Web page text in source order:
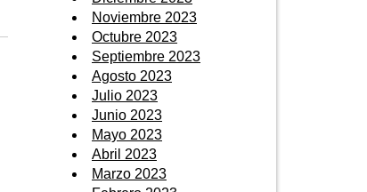
Noviembre 2023
Octubre 2023
Septiembre 2023
Agosto 2023
Julio 2023
Junio 2023
Mayo 2023
Abril 2023
Marzo 2023